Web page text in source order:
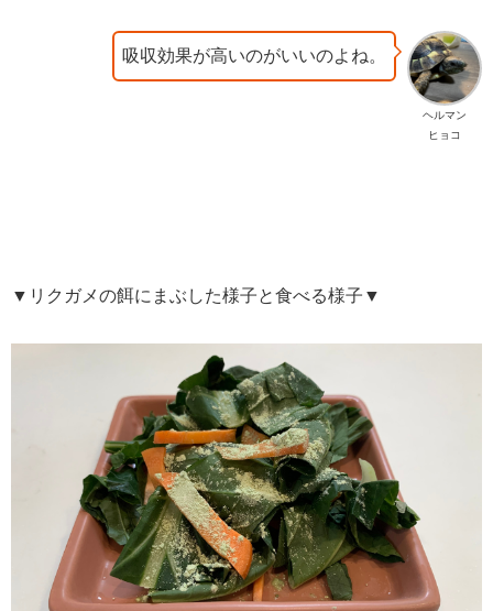
ヘルマン
ヒョコ
吸収効果が高いのがいいのよね。
▼リクガメの餌にまぶした様子と食べる様子▼